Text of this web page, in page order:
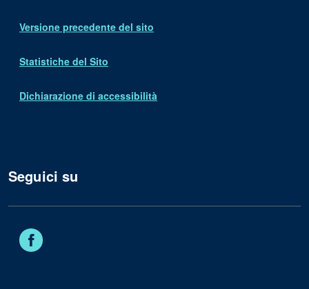
Versione precedente del sito
Statistiche del Sito
Dichiarazione di accessibilità
Seguici su